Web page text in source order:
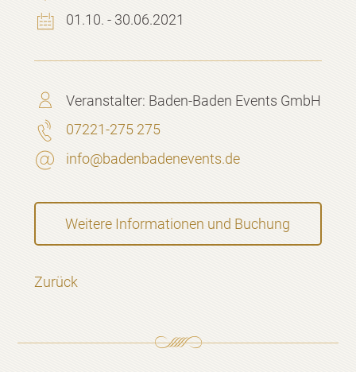
01.10. - 30.06.2021
Veranstalter: Baden-Baden Events GmbH
07221-275 275
info@badenbadenevents.de
Weitere Informationen und Buchung
Zurück